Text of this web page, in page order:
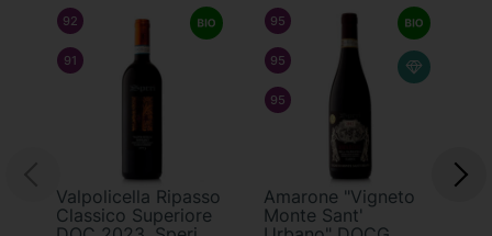
92 WINE ENTHUSIAST
91 WINE SPECTATOR
Valpolicella Ripasso
Classico Superiore
95 JAMES SUCKLING
95 DOCTOR WINE
95 FALSTAFF
Amarone "Vigneto
Monte Sant'